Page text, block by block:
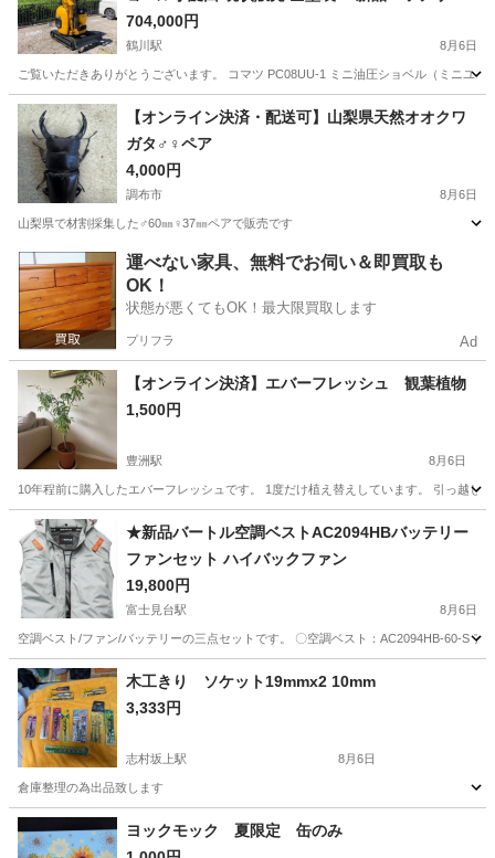
ゴムクローラー 東京都 町田市
704,000円
鶴川駅 8月6日
ご覧いただきありがとうございます。 コマツ PC08UU-1 ミニ油圧ショベル（ミニユ
東京 町田市 鶴川駅 その他
【オンライン決済・配送可】山梨県天然オオクワ
ガタ♂♀ペア
4,000円
調布市 8月6日
山梨県で材割採集した♂60㎜♀37㎜ペアで販売です
東京 調布市 その他 オオクワガタ
運べない家具、無料でお伺い＆即買取も
OK！
状態が悪くてもOK！最大限買取します
プリフラ Ad
【オンライン決済】エバーフレッシュ 観葉植物
1,500円
豊洲駅 8月6日
10年程前に購入したエバーフレッシュです。 1度だけ植え替えしています。 引っ越
東京 江東区 豊洲駅 その他
★新品バートル空調ベストAC2094HBバッテリー
ファンセット ハイバックファン
19,800円
富士見台駅 8月6日
空調ベスト/ファン/バッテリーの三点セットです。 〇空調ベスト：AC2094HB-60-S
東京 中野区 富士見台駅 その他
木工きり ソケット19mmx2 10mm
3,333円
志村坂上駅 8月6日
倉庫整理の為出品致します
東京 板橋区 志村坂上駅 その他
ヨックモック 夏限定 缶のみ